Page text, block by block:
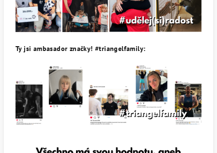
Ty jsi ambasador značky! #triangelfamily: